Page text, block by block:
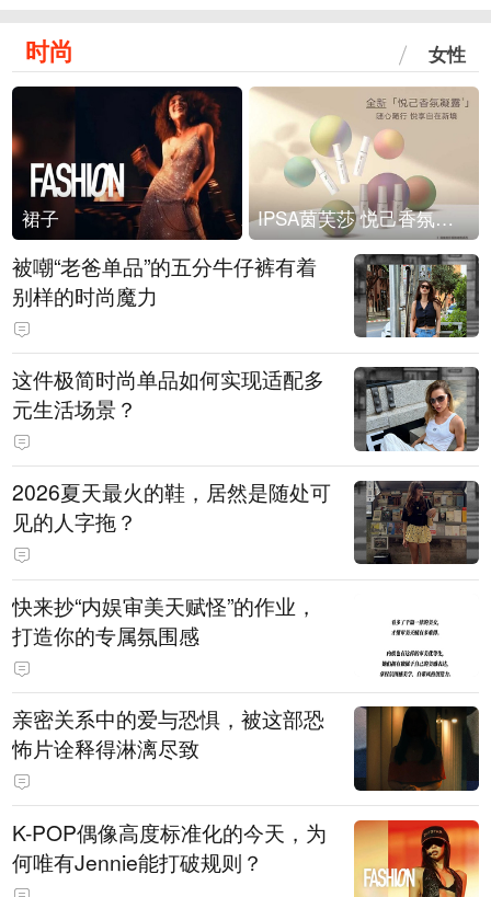
时尚 女性
裙子 IPSA茵芙莎 悦己香氛凝露上市
被嘲“老爸单品”的五分牛仔裤有着
别样的时尚魔力
这件极简时尚单品如何实现适配多
元生活场景？
2026夏天最火的鞋，居然是随处可
见的人字拖？
快来抄“内娱审美天赋怪”的作业，
打造你的专属氛围感
亲密关系中的爱与恐惧，被这部恐
怖片诠释得淋漓尽致
K-POP偶像高度标准化的今天，为
何唯有Jennie能打破规则？